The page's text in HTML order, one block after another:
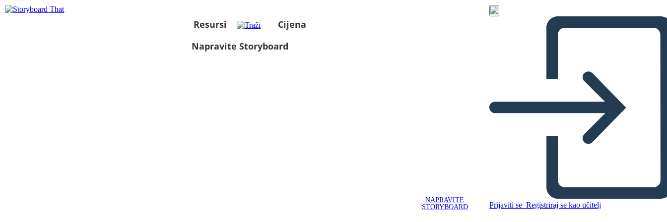
Resursi
Cijena
Napravite Storyboard
NAPRAVITE
STORYBOARD
Prijaviti se Registriraj se kao učitelj